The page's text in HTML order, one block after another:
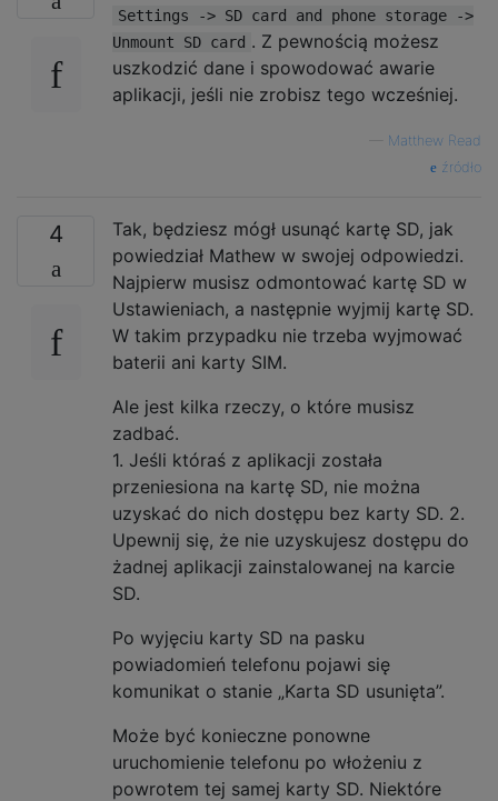
Settings -> SD card and phone storage ->
Unmount SD card . Z pewnością możesz
uszkodzić dane i spowodować awarie
aplikacji, jeśli nie zrobisz tego wcześniej.
Matthew Read
źródło
4
Tak, będziesz mógł usunąć kartę SD, jak
powiedział Mathew w swojej odpowiedzi.
Najpierw musisz odmontować kartę SD w
Ustawieniach, a następnie wyjmij kartę SD.
W takim przypadku nie trzeba wyjmować
baterii ani karty SIM.
Ale jest kilka rzeczy, o które musisz
zadbać.
1. Jeśli któraś z aplikacji została
przeniesiona na kartę SD, nie można
uzyskać do nich dostępu bez karty SD. 2.
Upewnij się, że nie uzyskujesz dostępu do
żadnej aplikacji zainstalowanej na karcie
SD.
Po wyjęciu karty SD na pasku
powiadomień telefonu pojawi się
komunikat o stanie „Karta SD usunięta”.
Może być konieczne ponowne
uruchomienie telefonu po włożeniu z
powrotem tej samej karty SD. Niektóre